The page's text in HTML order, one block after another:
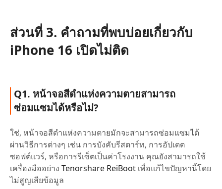
ส่วนที่ 3. คำถามที่พบบ่อยเกี่ยวกับ
iPhone 16 เปิดไม่ติด
Q1. หน้าจอสีดำแห่งความตายสามารถ
ซ่อมแซมได้หรือไม่?
ใช่, หน้าจอสีดำแห่งความตายมักจะสามารถซ่อมแซมได้
ผ่านวิธีการต่างๆ เช่น การบังคับรีสตาร์ท, การอัปเดต
ซอฟต์แวร์, หรือการรีเซ็ตเป็นค่าโรงงาน คุณยังสามารถใช้
เครื่องมืออย่าง Tenorshare ReiBoot เพื่อแก้ไขปัญหานี้โดย
ไม่สูญเสียข้อมูล